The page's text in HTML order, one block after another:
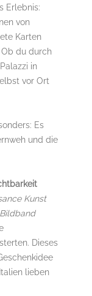
Erlebnis:
von
Karten
Ob du durch
in
vor Ort
Es
und die
Kunst
Bildband
Dieses
lieben